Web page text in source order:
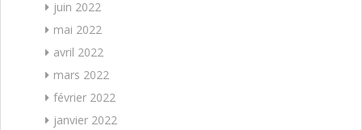
juin 2022
mai 2022
avril 2022
mars 2022
février 2022
janvier 2022